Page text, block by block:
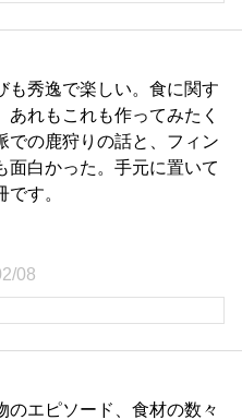
も秀逸で楽しい。食に関す
あれもこれも作ってみたく
での鹿狩りの話と、フィン
面白かった。手元に置いて
す。
08
のエピソード、食材の数々